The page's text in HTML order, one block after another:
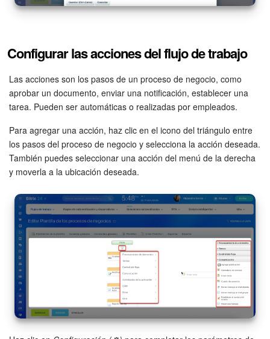
Configurar las acciones del flujo de trabajo
Las acciones son los pasos de un proceso de negocio, como
aprobar un documento, enviar una notificación, establecer una
tarea. Pueden ser automáticas o realizadas por empleados.
Para agregar una acción, haz clic en el icono del triángulo entre
los pasos del proceso de negocio y selecciona la acción deseada.
También puedes seleccionar una acción del menú de la derecha
y moverla a la ubicación deseada.